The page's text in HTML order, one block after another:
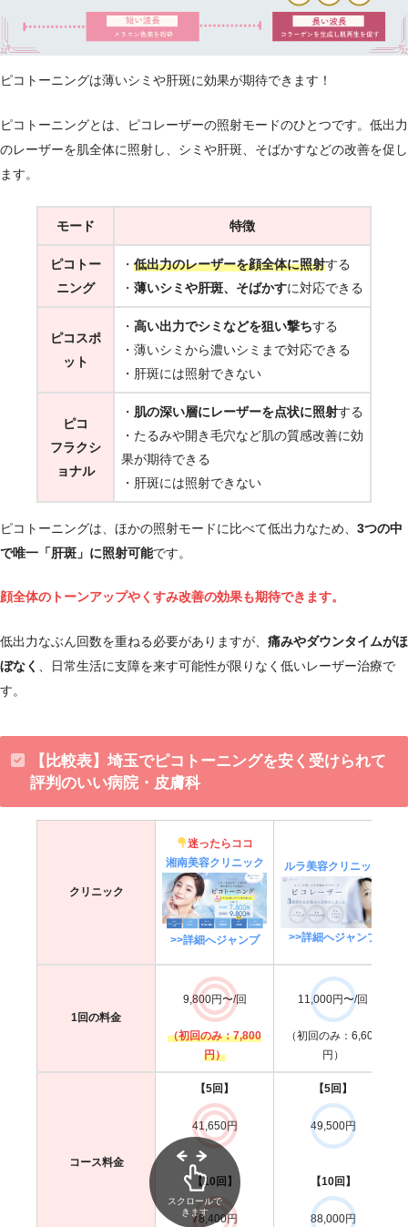
ピコトーニングは薄いシミや肝斑に効果が期待できます！
ピコトーニングとは、ピコレーザーの照射モードのひとつです。低出力
のレーザーを肌全体に照射し、シミや肝斑、そばかすなどの改善を促し
ます。
モード 特徴
ピコトー
ニング
・ 低出力のレーザーを顔全体に照射する
・ 薄いシミや肝斑、そばかすに対応できる
ピコスポ
ット
・ 高い出力でシミなどを狙い撃ちする
・薄いシミから濃いシミまで対応できる
・肝斑には照射できない
ピコ
フラクシ
ョナル
・ 肌の深い層にレーザーを点状に照射する
・たるみや開き毛穴など肌の質感改善に効
果が期待できる
・肝斑には照射できない
ピコトーニングは、ほかの照射モードに比べて低出力なため、 3つの中
で唯一「肝斑」に照射可能です。
顔全体のトーンアップやくすみ改善の効果も期待できます。
低出力なぶん回数を重ねる必要がありますが、 痛みやダウンタイムがほ
ぼなく
、日常生活に支障を来す可能性が限りなく低いレーザー治療で
す。
【比較表】埼玉でピコトーニングを安く受けられて
評判のいい病院・皮膚科
クリニック
迷ったらココ
湘南美容クリニック
>>詳細へジャンプ
ルラ美容クリニック
>>詳細へジャンプ
1回の料金
9,800円〜/回
（初回のみ：7,800
円）
11,000円〜/回
（初回のみ：6,600
円）
コース料金
【5回】
41,650円
【10回】
78,400円
【5回】
49,500円
【10回】
88,000円
スクロールで
きます